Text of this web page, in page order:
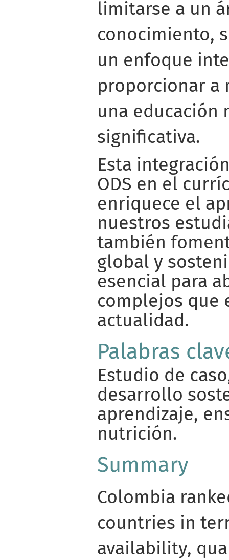
limitarse a un
conocimiento,
un enfoque
proporcionar a
una educación
significativa.
Esta
ODS en el
enriquece el
nuestros
también
global y
esencial para
complejos que
actualidad.
Palabras
Estudio de
desarrollo
aprendizaje,
nutrición.
Summary
Colombia
countries in
availability,